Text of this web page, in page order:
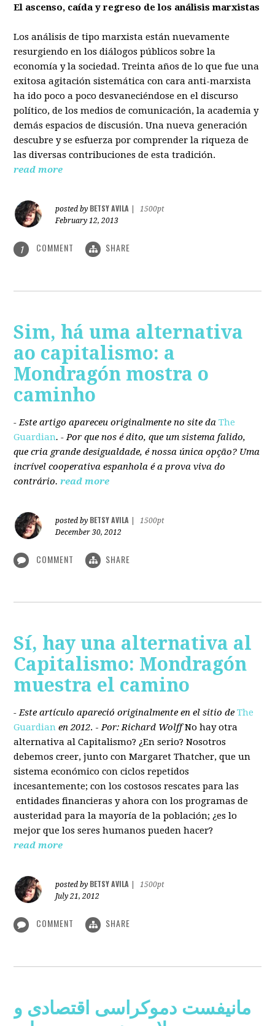
El ascenso, caída y regreso de los análisis marxistas
Los análisis de tipo marxista están nuevamente
resurgiendo en los diálogos públicos sobre la
economía y la sociedad. Treinta años de lo que fue una
exitosa agitación sistemática con cara anti-marxista
ha ido poco a poco desvaneciéndose en el discurso
político, de los medios de comunicación, la academia y
demás espacios de discusión. Una nueva generación
descubre y se esfuerza por comprender la riqueza de
las diversas contribuciones de esta tradición.
read more
posted by BETSY AVILA
1500pt
February 12, 2013
1 COMMENT SHARE
Sim, há uma alternativa
ao capitalismo: a
Mondragón mostra o
caminho
- Este artigo apareceu originalmente no site daThe
Guardian. - Por que nos é dito, que um sistema falido,
que cria grande desigualdade, é nossa única opção? Uma
incrível cooperativa espanhola é a prova viva do
contrário. read more
posted by BETSY AVILA
1500pt
December 30, 2012
COMMENT SHARE
Sí, hay una alternativa al
Capitalismo: Mondragón
muestra el camino
- Este artículo apareció originalmente en el sitio deThe
Guardian en 2012. - Por: Richard Wolff No hay otra
alternativa al Capitalismo? ¿En serio? Nosotros
debemos creer, junto con Margaret Thatcher, que un
sistema económico con ciclos repetidos
incesantemente; con los costosos rescates para las
entidades financieras y ahora con los programas de
austeridad para la mayoría de la población; ¿es lo
mejor que los seres humanos pueden hacer?
read more
posted by BETSY AVILA
1500pt
July 21, 2012
COMMENT SHARE
مانیفست دموکراسی اقتصادی و